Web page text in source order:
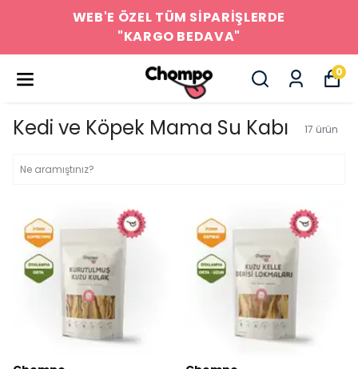
WEB'E ÖZEL TÜM SİPARİŞLERDE
"KARGO BEDAVA"
0
Kedi ve Köpek Mama Su Kabı 17 ürün